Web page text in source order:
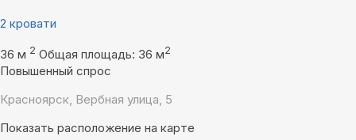
2 кровати
36 м 2 Общая площадь: 36 м2
Повышенный спрос
Красноярск, Вербная улица, 5
Показать расположение на карте